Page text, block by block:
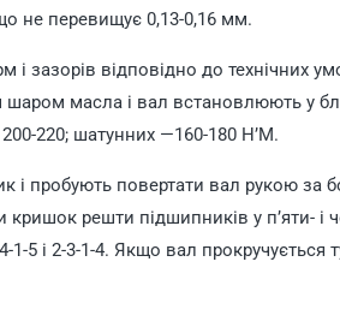
не перевищує 0,13-0,16 мм.
і зазорів відповідно до технічних
масла і вал встановлюють у
220; шатунних —160-180 Н’М.
і пробують повертати вал рукою за
решти підшипників у п’яти- і
1-5 і 2-3-1-4. Якщо вал